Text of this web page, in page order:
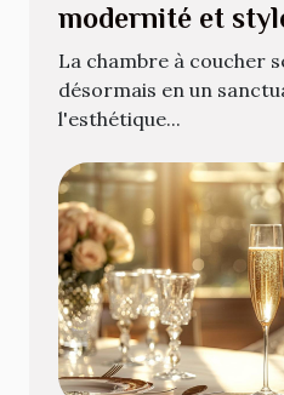
modernité et
dans votre
La chambre à coucher
désormais en un
l'esthétique...